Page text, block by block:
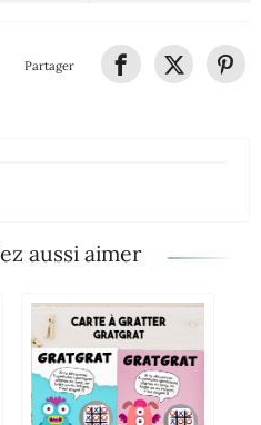
Partager
aussi aimer